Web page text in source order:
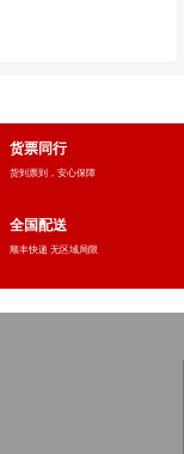
货票同行
货到票到，安心保障
全国配送
顺丰快递 无区域局限